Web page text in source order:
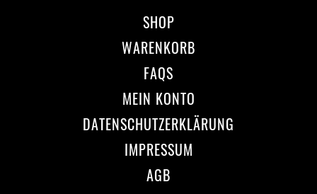
SHOP
WARENKORB
FAQS
MEIN KONTO
DATENSCHUTZERKLÄRUNG
IMPRESSUM
AGB